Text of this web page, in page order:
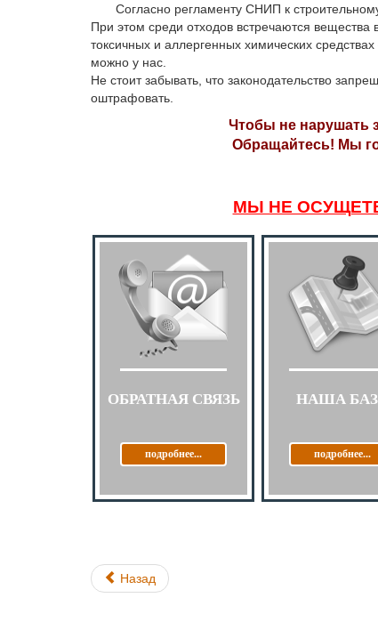
Согласно регламенту СНИП к строительному
При этом среди отходов встречаются
токсичных и аллергенных химических
можно у нас.
Не стоит забывать, что законодательство
оштрафовать.
Чтобы не нарушать
Обращайтесь! Мы
МЫ НЕ
ОБРАТНАЯ СВЯЗЬ
подробнее...
НАША
подробнее...
Назад